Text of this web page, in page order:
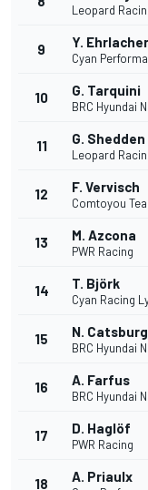
Leopard
9 Y. Ehrlacher
Cyan
10 G. Tarquini
BRC Hyundai
11 G. Shedden
Leopard
12 F. Vervisch
Comtoyou
13 M. Azcona
PWR Racing
14 T. Björk
Cyan Racing
15 N. Catsburg
BRC Hyundai
16 A. Farfus
BRC Hyundai
17 D. Haglöf
PWR Racing
18 A. Priaulx